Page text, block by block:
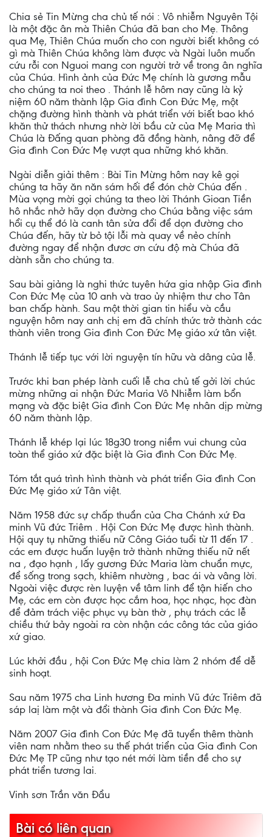
Chia sẻ Tin Mừng cha chủ tế nói : Vô nhiễm Nguyên Tội
là một đặc ân mà Thiên Chúa đã ban cho Mẹ. Thông
qua Mẹ, Thiên Chúa muốn cho con người biết không có
gì mà Thiên Chúa không làm được và Ngài luôn muốn
cứu rỗi con Nguoi mang con người trở về trong ân nghĩa
của Chúa. Hình ảnh của Đức Mẹ chính là gương mẫu
cho chúng ta noi theo . Thánh lễ hôm nay cũng là kỷ
niệm 60 năm thành lập Gia đình Con Đức Mẹ, một
chặng đường hình thành và phát triển với biết bao khó
khăn thử thách nhưng nhờ lời bầu cử của Mẹ Maria thì
Chúa là Đấng quan phòng đã đồng hành, nâng đỡ để
Gia đình Con Đức Mẹ vượt qua những khó khăn.
Ngài diễn giải thêm : Bài Tin Mừng hôm nay kê gọi
chúng ta hãy ăn năn sám hối để đón chờ Chúa đến .
Mùa vọng mời gọi chúng ta theo lời Thánh Gioan Tiền
hô nhắc nhở hãy dọn đường cho Chúa bằng việc sám
hổi cụ thể đó là canh tân sửa đổi để dọn đường cho
Chúa đến, hãy từ bỏ tội lỗi mà quay về nẻo chính
đường ngay để nhận đươc ơn cứu độ mà Chúa đã
dành sẵn cho chúng ta.
Sau bài giảng là nghi thức tuyên hứa gia nhập Gia đình
Con Đức Mẹ của 10 anh và trao ủy nhiệm thư cho Tân
ban chấp hành. Sau một thời gian tin hiểu và cầu
nguyện hôm nay anh chị em đã chính thức trở thành các
thành viên trong Gia đình Con Đức Mẹ giáo xứ tân việt.
Thánh lễ tiếp tục với lời nguyện tín hữu và dâng của lễ.
Trước khi ban phép lành cuối lễ cha chủ tế gởi lời chúc
mừng những ai nhận Đức Maria Vô Nhiễm làm bổn
mạng và đặc biệt Gia đình Con Đức Mẹ nhân dịp mừng
60 năm thành lập.
Thánh lễ khép lại lúc 18g30 trong niềm vui chung của
toàn thể giáo xứ đặc biệt là Gia đình Con Đức Mẹ.
Tóm tắt quá trình hình thành và phát triển Gia đình Con
Đức Mẹ giáo xứ Tân việt.
Năm 1958 đức sự chấp thuẩn của Cha Chánh xứ Đa
minh Vũ đức Triêm . Hội Con Đức Mẹ được hình thành.
Hội quy tụ những thiếu nữ Công Giáo tuổi từ 11 đến 17 .
các em được huấn luyện trở thành những thiếu nữ nết
na , đạo hạnh , lấy gương Đức Maria làm chuẩn mực,
để sống trong sạch, khiêm nhường , bac ái và vâng lời.
Ngoài việc được rèn luyện về tâm linh để tận hiến cho
Mẹ, các em còn được học cắm hoa, học nhạc, học đàn
để đảm trách việc phục vụ bàn thờ , phụ trách các lễ
chiều thứ bảy ngoài ra còn nhận các công tác của giáo
xứ giao.
Lúc khởi đầu , hội Con Đức Mẹ chia làm 2 nhóm để dễ
sinh hoạt.
Sau năm 1975 cha Linh hương Đa minh Vũ đức Triêm đã
sáp laị làm một và đổi thành Gia đình Con Đức Mẹ.
Năm 2007 Gia đình Con Đức Mẹ đã tuyển thêm thành
viên nam nhằm theo su thế phát triển của Gia đình Con
Đức Mẹ TP cũng như tạo nét mới làm tiền đề cho sự
phát triển tương lai.
Vinh sơn Trần văn Đẩu
Bài có liên quan